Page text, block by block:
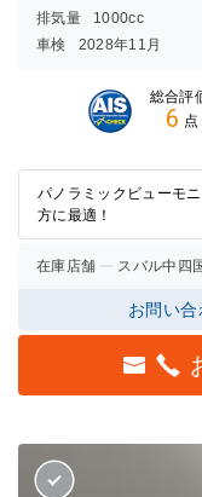
排気量 1000cc
車検
2028年11月
総合評
6 点
パノラミックビューモ
方に最適！
在庫店舗 スバル中四
お問い